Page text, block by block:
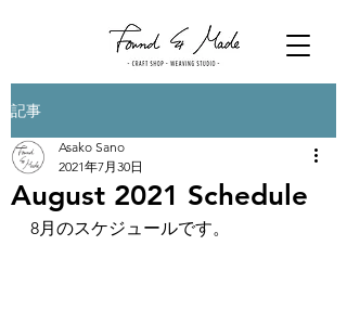
記事
August 2021 Schedule
Asako Sano
2021年7月30日
8月のスケジュールです。